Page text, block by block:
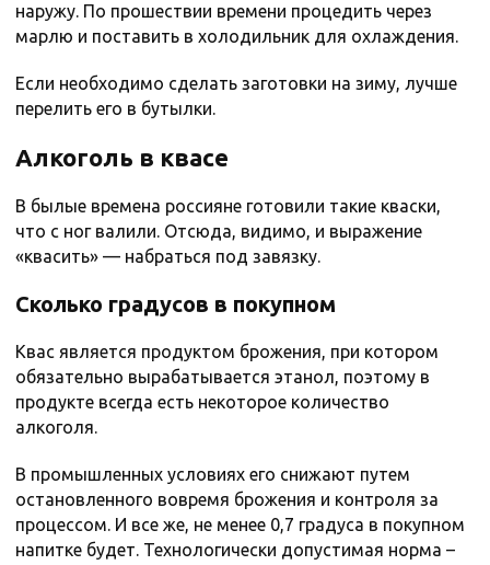
наружу. По прошествии времени процедить через
марлю и поставить в холодильник для охлаждения.
Если необходимо сделать заготовки на зиму, лучше
перелить его в бутылки.
Алкоголь в квасе
В былые времена россияне готовили такие кваски,
что с ног валили. Отсюда, видимо, и выражение
«квасить» — набраться под завязку.
Сколько градусов в покупном
Квас является продуктом брожения, при котором
обязательно вырабатывается этанол, поэтому в
продукте всегда есть некоторое количество
алкоголя.
В промышленных условиях его снижают путем
остановленного вовремя брожения и контроля за
процессом. И все же, не менее 0,7 градуса в покупном
напитке будет. Технологически допустимая норма –